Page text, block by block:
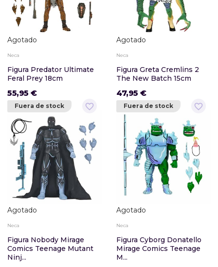
Agotado
Neca
Figura Predator Ultimate
Feral Prey 18cm
55,95 €
Agotado
Neca
Figura Greta Cremlins 2
The New Batch 15cm
47,95 €
favorite_border
Fuera de stock
Agotado
Neca
Figura Nobody Mirage
Comics Teenage Mutant
Ninj...
favorite_border
Fuera de stock
Agotado
Neca
Figura Cyborg Donatello
Mirage Comics Teenage
M...